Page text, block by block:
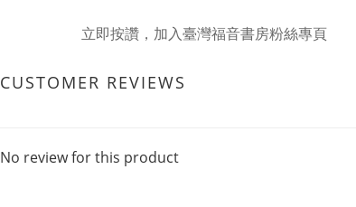
立即按讚，加入臺灣福音書房粉絲專頁
CUSTOMER REVIEWS
No review for this product